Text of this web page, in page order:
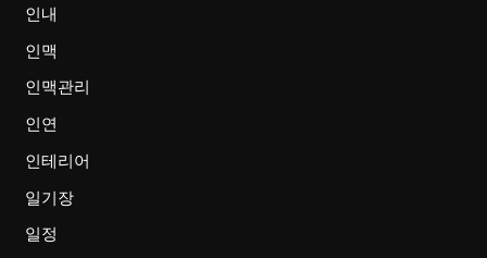
인내
인맥
인맥관리
인연
인테리어
일기장
일정